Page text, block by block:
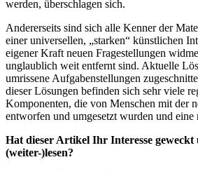
werden, überschlagen sich.
Andererseits sind sich alle Kenner der
einer universellen, „starken“ künstlichen
eigener Kraft neuen Fragestellungen
unglaublich weit entfernt sind. Aktuelle
umrissene Aufgabenstellungen
dieser Lösungen befinden sich sehr viele
Komponenten, die von Menschen mit der
entworfen und umgesetzt wurden und eine
Hat dieser Artikel Ihr Interesse geweckt
(weiter-)lesen?